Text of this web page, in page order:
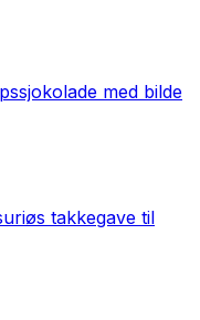
med bilde
takkegave til